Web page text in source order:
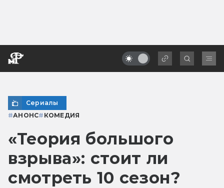
Сериалы
#АНОНС# КОМЕДИЯ
«Теория большого
взрыва»: стоит ли
смотреть 10 сезон?